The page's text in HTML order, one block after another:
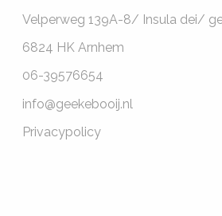
Velperweg 139A-8/ Insula dei/
6824 HK Arnhem
06-39576654
info@geekebooij.nl
Privacypolicy